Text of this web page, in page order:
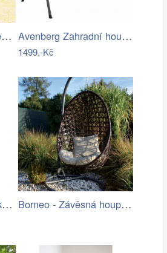
BABOON Závěsné křeslo s područkami Avenberg Zahradní houpačka Feline
1499,-Kč
Dimenza Zahradní látková houpačka… Borneo - Závěsná houpačka (grafit) |…